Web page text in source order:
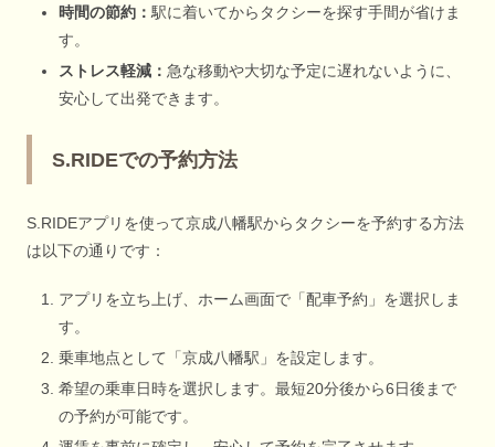
時間の節約：駅に着いてからタクシーを探す手間が省けま
す。
ストレス軽減： 急な移動や大切な予定に遅れないように、
安心して出発できます。
S.RIDEでの予約方法
S.RIDEアプリを使って京成八幡駅からタクシーを予約する方法
は以下の通りです：
アプリを立ち上げ、ホーム画面で「配車予約」を選択しま
す。
乗車地点として「京成八幡駅」を設定します。
希望の乗車日時を選択します。最短20分後から6日後まで
の予約が可能です。